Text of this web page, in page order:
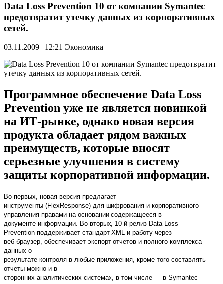
Data Loss Prevention 10 от компании Symantec
предотвратит утечку данных из корпоративных
сетей.
03.11.2009 | 12:21 Экономика
Программное обеспечение Data Loss
Prevention уже не является новинкой
на ИТ-рынке, однако новая версия
продукта обладает рядом важных
преимуществ, которые вносят
серьезные улучшения в систему
защиты корпоративной информации.
Во-первых, новая версия предлагает
инструменты (FlexResponse) для шифрования и корпоративного
управления правами на основании содержащееся в
документе информации. Во-вторых, 10-й релиз Data Loss
Prevention поддерживает стандарт XML и работу через
веб-браузер, обеспечивает экспорт отчетов и полного комплекса
данных о
результате контроля в любые приложения, кроме того составлять
отчеты можно и в
сторонних аналитических системах, в том числе — в Symantec